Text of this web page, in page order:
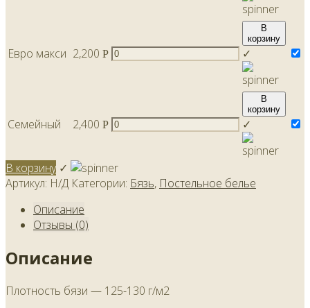
Евро макси 2,200 Р
В
корзину
✓
Семейный 2,400 Р
В
корзину
✓
В корзину ✓
Артикул: Н/Д Категории: Бязь, Постельное белье
Описание
Отзывы (0)
Описание
Плотность бязи — 125-130 г/м2